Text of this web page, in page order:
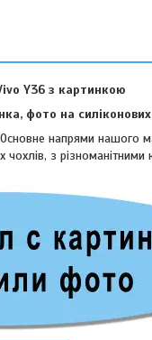
Y36 з картинкою
фото на
напрями нашого
з